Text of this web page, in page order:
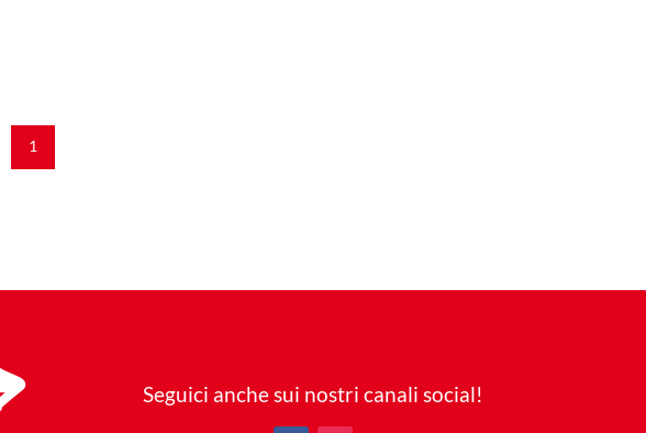
1
Seguici anche sui nostri canali social!